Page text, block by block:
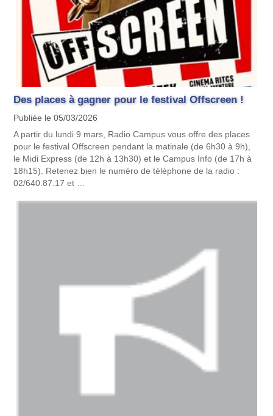
Des places à gagner pour le festival Offscreen !
Publiée le 05/03/2026
A partir du lundi 9 mars, Radio Campus vous offre des places
pour le festival Offscreen pendant la matinale (de 6h30 à 9h),
le Midi Express (de 12h à 13h30) et le Campus Info (de 17h à
18h15). Retenez bien le numéro de téléphone de la radio :
02/640.87.17 et …